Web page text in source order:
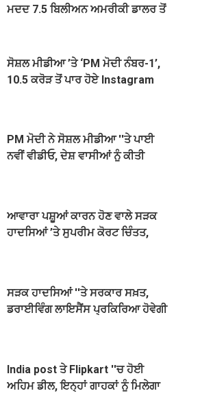
ਮਦਦ 7.5 ਬਿਲੀਅਨ ਅਮਰੀਕੀ ਡਾਲਰ ਤੋਂ
ਸੋਸ਼ਲ ਮੀਡੀਆ ’ਤੇ ‘PM ਮੋਦੀ ਨੰਬਰ-1’,
10.5 ਕਰੋੜ ਤੋਂ ਪਾਰ ਹੋਏ Instagram
PM ਮੋਦੀ ਨੇ ਸੋਸ਼ਲ ਮੀਡੀਆ ''ਤੇ ਪਾਈ
ਨਵੀਂ ਵੀਡੀਓ, ਦੇਸ਼ ਵਾਸੀਆਂ ਨੂੰ ਕੀਤੀ
ਆਵਾਰਾ ਪਸ਼ੂਆਂ ਕਾਰਨ ਹੋਣ ਵਾਲੇ ਸੜਕ
ਹਾਦਸਿਆਂ ’ਤੇ ਸੁਪਰੀਮ ਕੋਰਟ ਚਿੰਤਤ,
ਸੜਕ ਹਾਦਸਿਆਂ ''ਤੇ ਸਰਕਾਰ ਸਖ਼ਤ,
ਡਰਾਈਵਿੰਗ ਲਾਇਸੈਂਸ ਪ੍ਰਕਿਰਿਆ ਹੋਵੇਗੀ
India post ਤੇ Flipkart ''ਚ ਹੋਈ
ਅਹਿਮ ਡੀਲ, ਇਨ੍ਹਾਂ ਗਾਹਕਾਂ ਨੂੰ ਮਿਲੇਗਾ